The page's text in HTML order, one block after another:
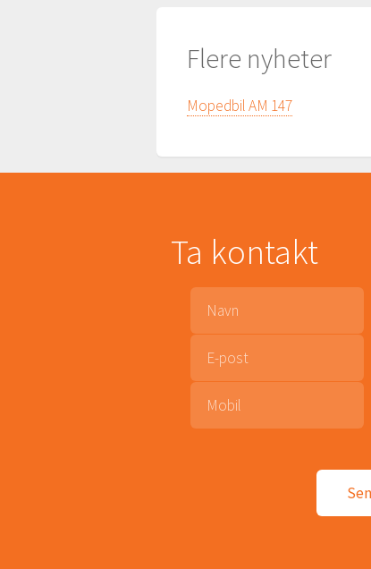
Flere nyheter
Mopedbil AM 147
Ta kontakt